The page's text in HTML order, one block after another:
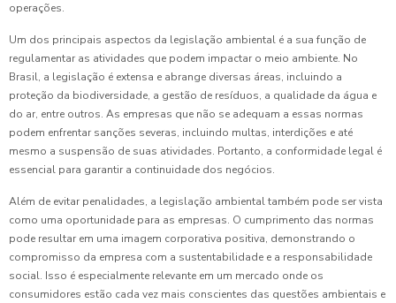
operações.
Um dos principais aspectos da legislação ambiental é a sua função de
regulamentar as atividades que podem impactar o meio ambiente. No
Brasil, a legislação é extensa e abrange diversas áreas, incluindo a
proteção da biodiversidade, a gestão de resíduos, a qualidade da água e
do ar, entre outros. As empresas que não se adequam a essas normas
podem enfrentar sanções severas, incluindo multas, interdições e até
mesmo a suspensão de suas atividades. Portanto, a conformidade legal é
essencial para garantir a continuidade dos negócios.
Além de evitar penalidades, a legislação ambiental também pode ser vista
como uma oportunidade para as empresas. O cumprimento das normas
pode resultar em uma imagem corporativa positiva, demonstrando o
compromisso da empresa com a sustentabilidade e a responsabilidade
social. Isso é especialmente relevante em um mercado onde os
consumidores estão cada vez mais conscientes das questões ambientais e